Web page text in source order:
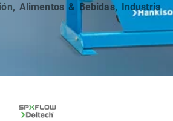
Alimentos & Bebidas, Industria